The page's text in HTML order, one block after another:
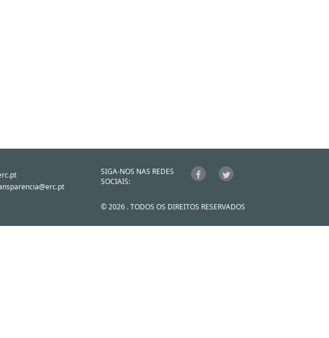
SIGA-NOS NAS REDES
SOCIAIS:
© 2026 . TODOS OS DIREITOS RESERVADOS